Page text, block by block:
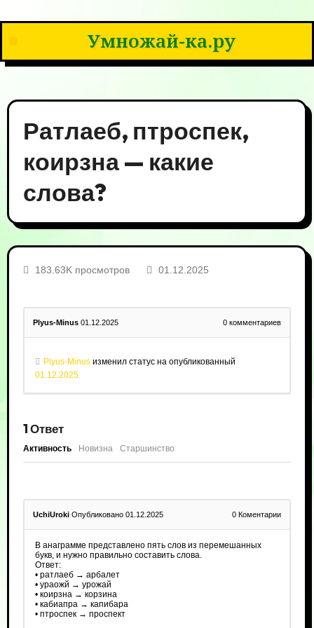
Умножай-ка.ру
Ратлаеб, птроспек,
коирзна — какие
слова?
183.63K просмотров 01.12.2025
Plyus-Minus 01.12.2025 0 комментариев
Plyus-Minusизменил статус на опубликованный
01.12.2025
1Ответ
Активность Новизна Старшинство
UchiUroki Опубликовано 01.12.2025 0 Коментарии
В анаграмме представлено пять слов из перемешанных
букв, и нужно правильно составить слова.
Ответ:
• ратлаеб → арбалет
• ураожй → урожай
• коирзна → корзина
• кабиапра → капибара
• птроспек → проспект